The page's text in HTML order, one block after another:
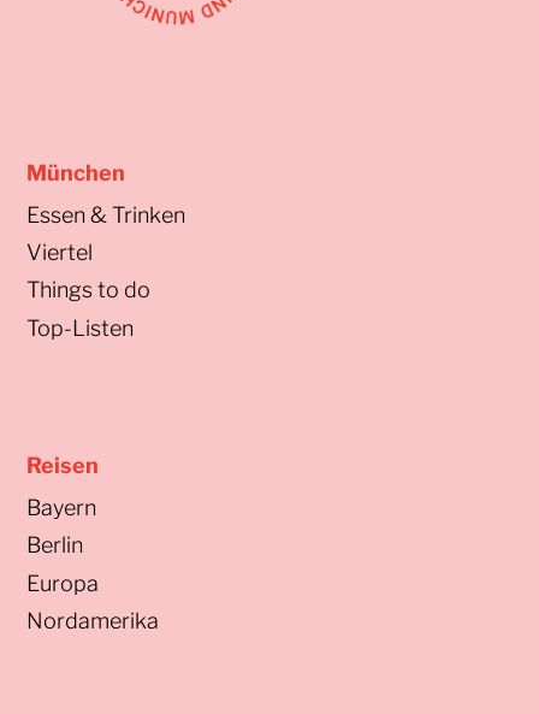
München
Essen & Trinken
Viertel
Things to do
Top-Listen
Reisen
Bayern
Berlin
Europa
Nordamerika